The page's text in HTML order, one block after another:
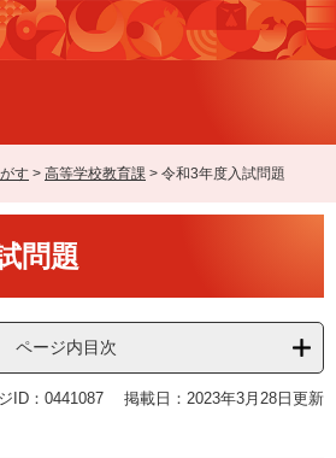
す > 高等学校教育課 > 令和3年度入試問題
問題
ページ内目次
ID：0441087 掲載日：2023年3月28日更新